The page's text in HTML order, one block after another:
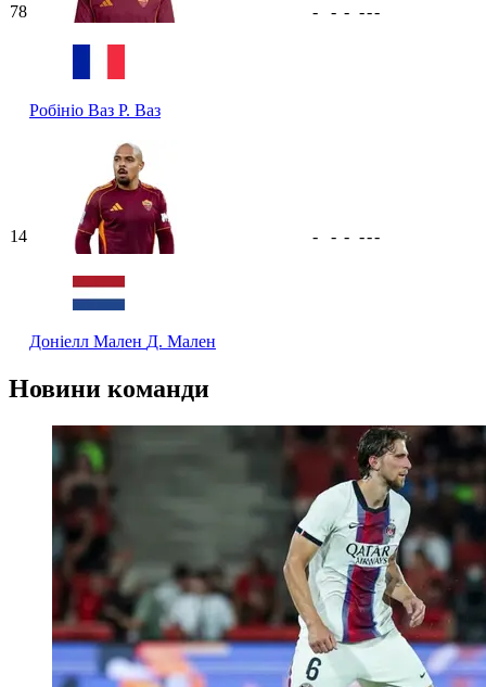
78
Робініо Ваз Р. Ваз
- - - ---
14
Доніелл Мален Д. Мален
- - - ---
Новини команди